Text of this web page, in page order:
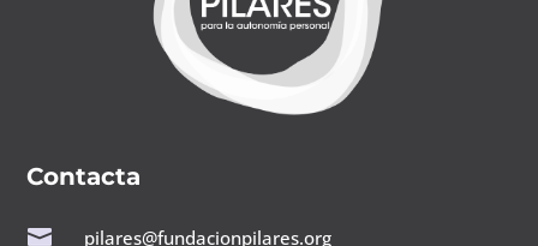
Contacta

pilares@fundacionpilares.org